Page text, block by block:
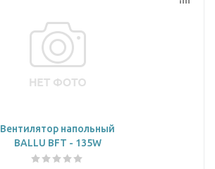
Вентилятор напольный
BALLU BFT - 135W